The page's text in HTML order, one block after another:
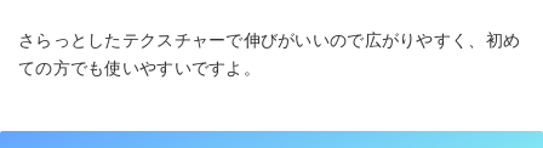
さらっとしたテクスチャーで伸びがいいので広がりやすく、初め
ての方でも使いやすいですよ。